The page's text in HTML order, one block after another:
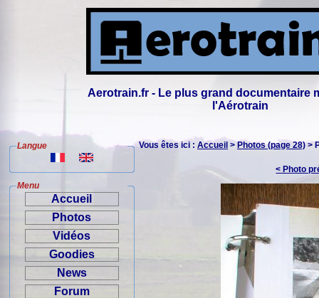
Aerotrain.fr - Le plus grand documentaire
l'Aérotrain
Langue
Menu
Accueil
Photos
Vidéos
Goodies
News
Forum
Vous êtes ici : Accueil > Photos (page 28) >
< Photo